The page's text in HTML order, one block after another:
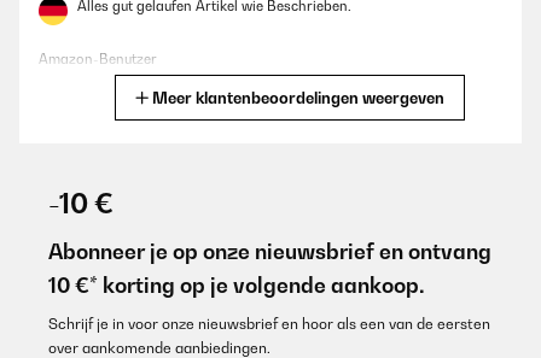
Alles gut gelaufen Artikel wie Beschrieben.
Amazon-Benutzer
Amazon-Benutzer
Meer klantenbeoordelingen weergeven
-10 €
Abonneer je op onze nieuwsbrief en ontvang
10 €* korting op je volgende aankoop.
Schrijf je in voor onze nieuwsbrief en hoor als een van de eersten
over aankomende aanbiedingen.